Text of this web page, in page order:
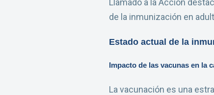
Llamado a la Acción
de la inmunización en
Estado actual de la
Impacto de las vacunas en la
La vacunación es una